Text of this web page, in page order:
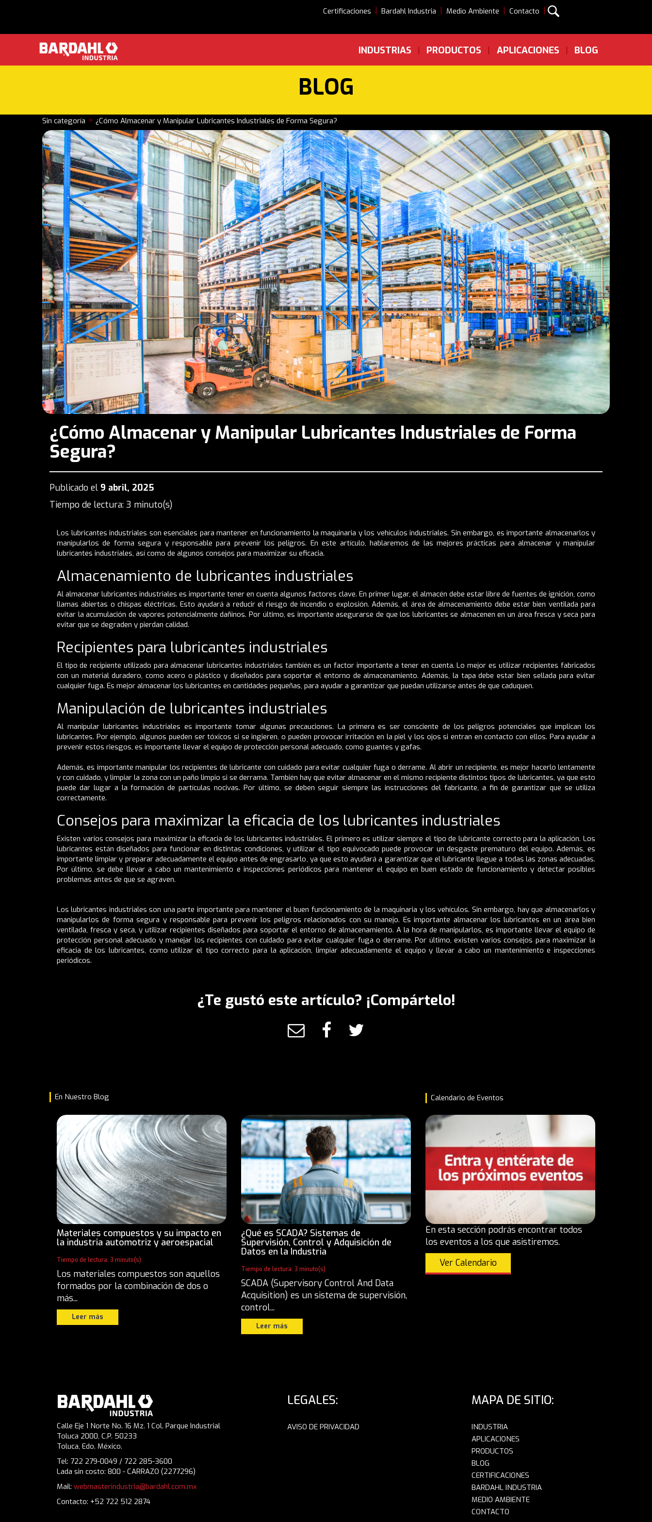
Certificaciones | Bardahl Industria | Medio Ambiente | Contacto |
INDUSTRIAS | PRODUCTOS | APLICACIONES | BLOG
BLOG
Sin categoría > ¿Cómo Almacenar y Manipular Lubricantes Industriales de Forma Segura?
¿Cómo Almacenar y Manipular Lubricantes Industriales de Forma
Segura?
Publicado el 9 abril, 2025
Tiempo de lectura: 3 minuto(s)
Los lubricantes industriales son esenciales para mantener en funcionamiento la maquinaria y los vehículos industriales. Sin embargo, es importante almacenarlos y
manipularlos de forma segura y responsable para prevenir los peligros. En este artículo, hablaremos de las mejores prácticas para almacenar y manipular
lubricantes industriales, así como de algunos consejos para maximizar su eficacia.
Almacenamiento de lubricantes industriales
Al almacenar lubricantes industriales es importante tener en cuenta algunos factores clave. En primer lugar, el almacén debe estar libre de fuentes de ignición, como
llamas abiertas o chispas eléctricas. Esto ayudará a reducir el riesgo de incendio o explosión. Además, el área de almacenamiento debe estar bien ventilada para
evitar la acumulación de vapores potencialmente dañinos. Por último, es importante asegurarse de que los lubricantes se almacenen en un área fresca y seca para
evitar que se degraden y pierdan calidad.
Recipientes para lubricantes industriales
El tipo de recipiente utilizado para almacenar lubricantes industriales también es un factor importante a tener en cuenta. Lo mejor es utilizar recipientes fabricados
con un material duradero, como acero o plástico y diseñados para soportar el entorno de almacenamiento. Además, la tapa debe estar bien sellada para evitar
cualquier fuga. Es mejor almacenar los lubricantes en cantidades pequeñas, para ayudar a garantizar que puedan utilizarse antes de que caduquen.
Manipulación de lubricantes industriales
Al manipular lubricantes industriales es importante tomar algunas precauciones. La primera es ser consciente de los peligros potenciales que implican los
lubricantes. Por ejemplo, algunos pueden ser tóxicos si se ingieren, o pueden provocar irritación en la piel y los ojos si entran en contacto con ellos. Para ayudar a
prevenir estos riesgos, es importante llevar el equipo de protección personal adecuado, como guantes y gafas.
Además, es importante manipular los recipientes de lubricante con cuidado para evitar cualquier fuga o derrame. Al abrir un recipiente, es mejor hacerlo lentamente
y con cuidado, y limpiar la zona con un paño limpio si se derrama. También hay que evitar almacenar en el mismo recipiente distintos tipos de lubricantes, ya que esto
puede dar lugar a la formación de partículas nocivas. Por último, se deben seguir siempre las instrucciones del fabricante, a fin de garantizar que se utiliza
correctamente.
Consejos para maximizar la eficacia de los lubricantes industriales
Existen varios consejos para maximizar la eficacia de los lubricantes industriales. El primero es utilizar siempre el tipo de lubricante correcto para la aplicación. Los
lubricantes están diseñados para funcionar en distintas condiciones, y utilizar el tipo equivocado puede provocar un desgaste prematuro del equipo. Además, es
importante limpiar y preparar adecuadamente el equipo antes de engrasarlo, ya que esto ayudará a garantizar que el lubricante llegue a todas las zonas adecuadas.
Por último, se debe llevar a cabo un mantenimiento e inspecciones periódicos para mantener el equipo en buen estado de funcionamiento y detectar posibles
problemas antes de que se agraven.
Los lubricantes industriales son una parte importante para mantener el buen funcionamiento de la maquinaria y los vehículos. Sin embargo, hay que almacenarlos y
manipularlos de forma segura y responsable para prevenir los peligros relacionados con su manejo. Es importante almacenar los lubricantes en un área bien
ventilada, fresca y seca, y utilizar recipientes diseñados para soportar el entorno de almacenamiento. A la hora de manipularlos, es importante llevar el equipo de
protección personal adecuado y manejar los recipientes con cuidado para evitar cualquier fuga o derrame. Por último, existen varios consejos para maximizar la
eficacia de los lubricantes, como utilizar el tipo correcto para la aplicación, limpiar adecuadamente el equipo y llevar a cabo un mantenimiento e inspecciones
periódicos.
¿Te gustó este artículo? ¡Compártelo!
En Nuestro Blog
Materiales compuestos y su impacto en
la industria automotriz y aeroespacial
Tiempo de lectura: 3 minuto(s)
Los materiales compuestos son aquellos
formados por la combinación de dos o
más...
Leer más
¿Qué es SCADA? Sistemas de
Supervisión, Control y Adquisición de
Datos en la Industria
Tiempo de lectura: 3 minuto(s)
SCADA (Supervisory Control And Data
Acquisition) es un sistema de supervisión,
control...
Leer más
Calendario de Eventos
En esta sección podrás encontrar todos
los eventos a los que asistiremos.
Ver Calendario
Calle Eje 1 Norte No. 16 Mz. 1 Col. Parque Industrial
Toluca 2000, C.P. 50233
Toluca, Edo. México.
Tel: 722 279-0049 / 722 285-3600
Lada sin costo: 800 - CARRAZO (2277296)
Mail: webmasterindustria@bardahl.com.mx
Contacto: +52 722 512 2874
LEGALES:
AVISO DE PRIVACIDAD
MAPA DE SITIO:
INDUSTRIA
APLICACIONES
PRODUCTOS
BLOG
CERTIFICACIONES
BARDAHL INDUSTRIA
MEDIO AMBIENTE
CONTACTO